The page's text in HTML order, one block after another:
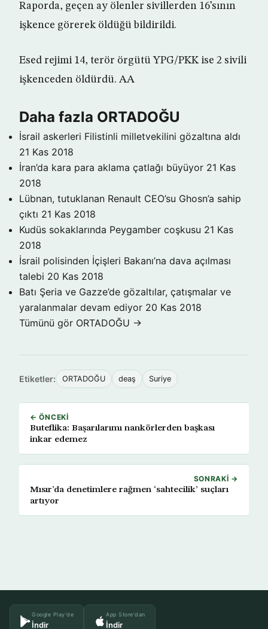
Raporda, geçen ay ölenler sivillerden 16’sının
işkence görerek öldüğü bildirildi.
Esed rejimi 14, terör örgütü YPG/PKK ise 2 sivili
işkenceden öldürdü. AA
Daha fazla ORTADOĞU
İsrail askerleri Filistinli milletvekilini gözaltına aldı
21 Kas 2018
İran’da kara para aklama çatlağı büyüyor 21 Kas
2018
Lübnan, tutuklanan Renault CEO’su Ghosn’a sahip
çıktı 21 Kas 2018
Kudüs sokaklarında Peygamber coşkusu 21 Kas
2018
İsrail polisinden İçişleri Bakanı’na dava açılması
talebi 20 Kas 2018
Batı Şeria ve Gazze’de gözaltılar, çatışmalar ve
yaralanmalar devam ediyor 20 Kas 2018
Tümünü gör ORTADOĞU →
Etiketler: ORTADOĞU deaş Suriye
← ÖNCEKI
Buteflika: Başarılarımı nankörlerden başkası
inkar edemez
SONRAKI →
Mısır’da denetimlere rağmen ‘sahtecilik’ suçları
artıyor
Google Play'de
İndir
App Store'dan
İndir